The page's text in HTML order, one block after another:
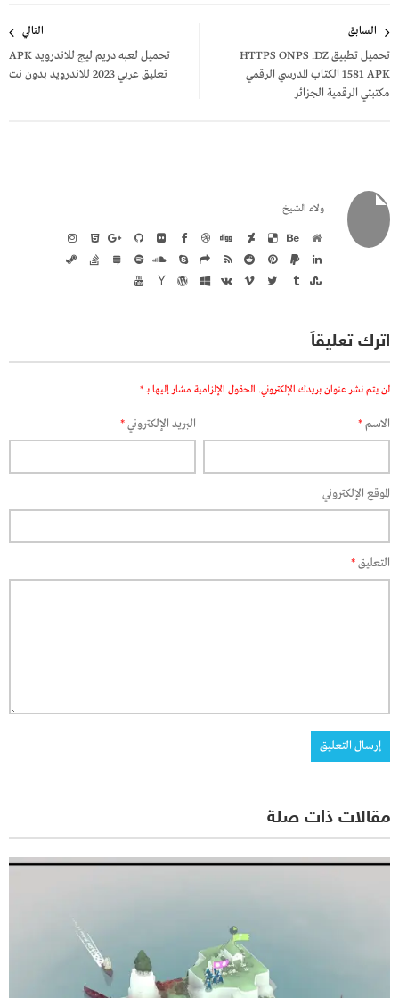
المقالات
السابق
تحميل تطبيق HTTPS ONPS .DZ
1581 APK الكتاب المدرسي الرقمي
مكتبتي الرقمية الجزائر
التالي
تحميل لعبه دريم ليج للاندرويد APK
تعليق عربي 2023 للاندرويد بدون نت
ولاء الشيخ
اترك تعليقاً
لن يتم نشر عنوان بريدك الإلكتروني. الحقول الإلزامية مشار إليها بـ *
الاسم* البريد الإلكتروني*
الموقع الإلكتروني
التعليق*
مقالات ذات صلة